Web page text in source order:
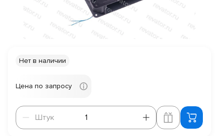
Нет в наличии
Цена по запросу
Штук
Штук